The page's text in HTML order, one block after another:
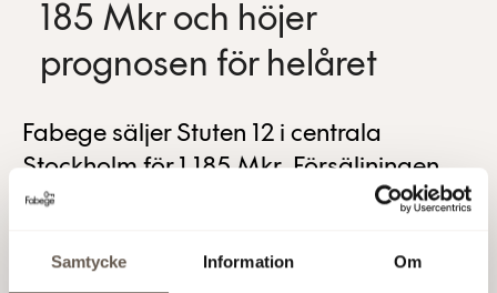
Samtycke Information Om
185 Mkr och höjer
prognosen för helåret
Fabege säljer Stuten 12 i centrala
Stockholm för 1 185 Mkr. Försäljningen
ger en realiserad värdeförändring om
direktavkastning om ca 4,8 procent.